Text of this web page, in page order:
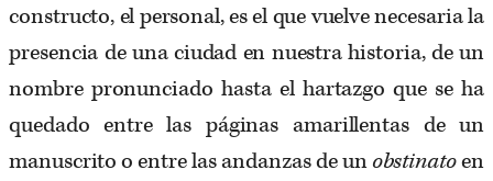
constructo, el personal, es el que vuelve necesaria la
presencia de una ciudad en nuestra historia, de un
nombre pronunciado hasta el hartazgo que se ha
quedado entre las páginas amarillentas de un
manuscrito o entre las andanzas de unobstinatoen